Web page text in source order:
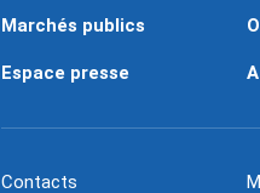
Marchés publics
Espace presse
Contacts